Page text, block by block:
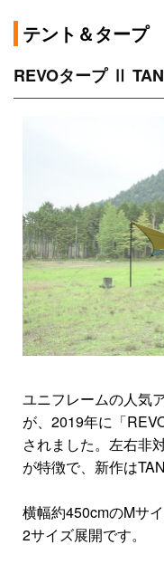
テント＆タープ
REVOタープ Ⅱ
ユニフレームの人気
が、2019年に「
されました。左右非
が特徴で、新作はTAN
横幅約450cmのMサ
2サイズ展開です。